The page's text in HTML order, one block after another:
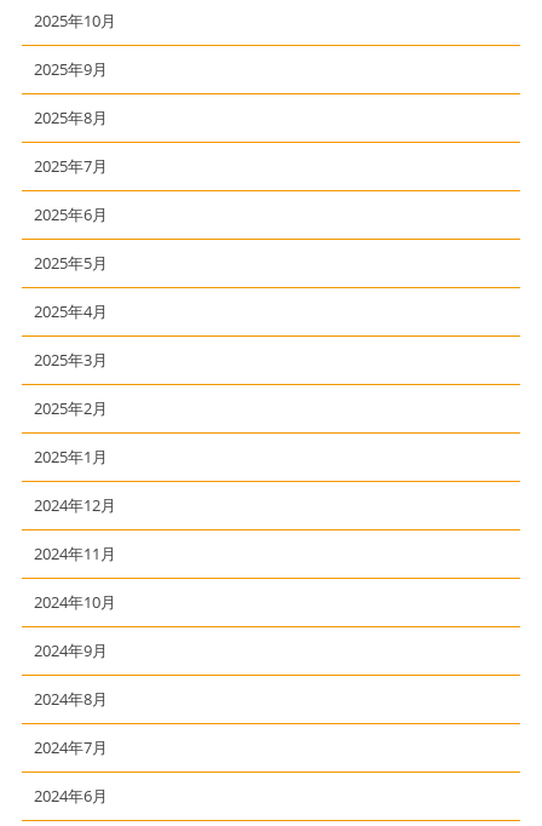
2025年10月
2025年9月
2025年8月
2025年7月
2025年6月
2025年5月
2025年4月
2025年3月
2025年2月
2025年1月
2024年12月
2024年11月
2024年10月
2024年9月
2024年8月
2024年7月
2024年6月